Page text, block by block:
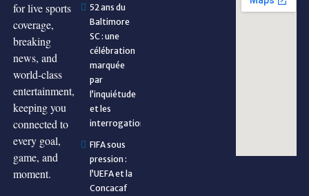
for live sports
coverage,
breaking
news, and
world-class
entertainment,
keeping you
connected to
every goal,
game, and
moment.
52 ans du
Baltimore
SC : une
célébration
marquée
par
l’inquiétude
et les
interrogations
FIFA sous
pression :
l’UEFA et la
Concacaf